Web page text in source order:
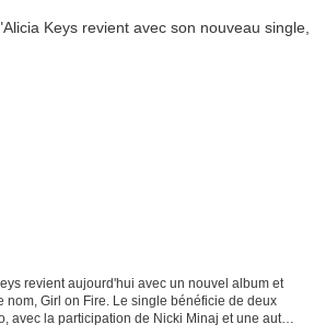
revient aujourd'hui avec un nouvel album et
nom, Girl on Fire. Le single bénéficie de deux
avec la participation de Nicki Minaj et une autre